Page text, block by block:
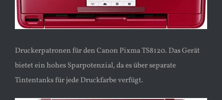
Druckerpatronen für den Canon Pixma TS8120. Das Gerät
bietet ein hohes Sparpotenzial, da es über separate
Tintentanks für jede Druckfarbe verfügt.